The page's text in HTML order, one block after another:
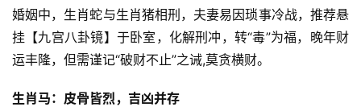
婚姻中，生肖蛇与生肖猪相刑，夫妻易因琐事冷战，推荐悬
挂【九宫八卦镜】于卧室，化解刑冲，转“毒”为福，晚年财
运丰隆，但需谨记“破财不止”之诫,莫贪横财。
生肖马：皮骨皆烈，吉凶并存